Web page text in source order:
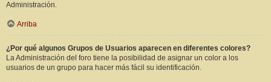
Administración.
Arriba
¿Por qué algunos Grupos de Usuarios aparecen en diferentes colores?
La Administración del foro tiene la posibilidad de asignar un color a los
usuarios de un grupo para hacer más fácil su identificación.